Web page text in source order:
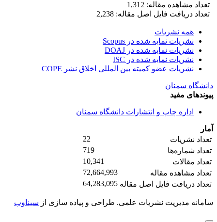
تعداد مشاهده مقاله: 1,312
تعداد دریافت فایل اصل مقاله: 2,238
همه نشریات
نشریات نمایه شده در Scopus
نشریات نمایه شده در DOAJ
نشریات نمایه شده در ISC
نشریات عضو کمیته بین المللی اخلاق نشر COPE
دانشگاه سمنان
پیوندهای مفید
اداره چاپ و انتشارات دانشگاه سمنان
آمار
تعداد نشریات
22
تعداد شماره‌ها
719
تعداد مقالات
10,341
تعداد مشاهده مقاله
72,664,993
تعداد دریافت فایل اصل مقاله 64,283,095
سامانه مدیریت نشریات علمی. طراحی و پیاده سازی از سیناوب